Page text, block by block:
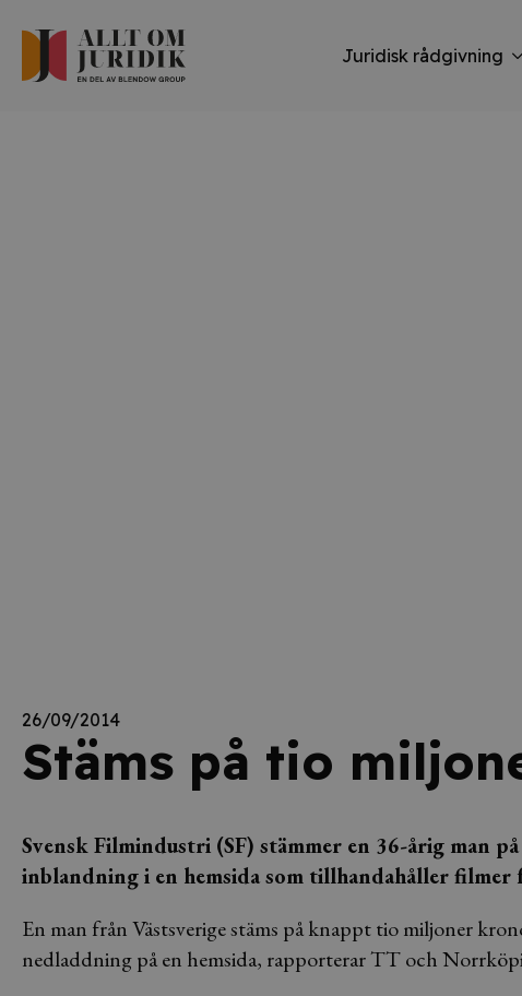
Juridisk rådgivning
26/09/2014
Stäms på tio
Svensk Filmindustri (SF) stämmer en 36-årig man
inblandning i en hemsida som tillhandahåller
En man från Västsverige stäms på knappt tio miljoner
nedladdning på en hemsida, rapporterar TT och